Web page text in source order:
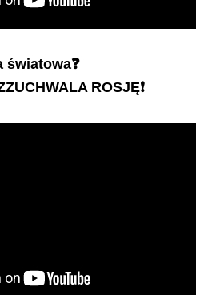
ROSJĘ❗️